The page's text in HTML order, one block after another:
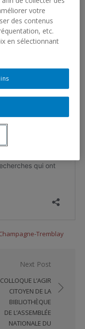
Tremblay
Next Post
COLLOQUE L’AGIR
CITOYEN DE LA
BIBLIOTHÈQUE
DE L’ASSEMBLÉE
NATIONALE DU
votre
des contenus
etc.
en sélectionnant